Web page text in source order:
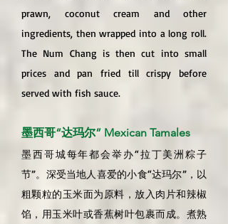
prawn, coconut cream and other
ingredients, then wrapped into a long roll.
The Num Chang is then cut into small
prices and pan fried till crispy before
served with fish sauce.
墨西哥“达玛尔” Mexican Tamales
墨西哥城每年都会举办“拉丁美洲粽子
节”。深受当地人喜爱的小食“达玛尔”，以
粗颗粒的玉米面为原料，放入肉片和辣椒
馅，用玉米叶或香蕉树叶包裹而成。煮熟